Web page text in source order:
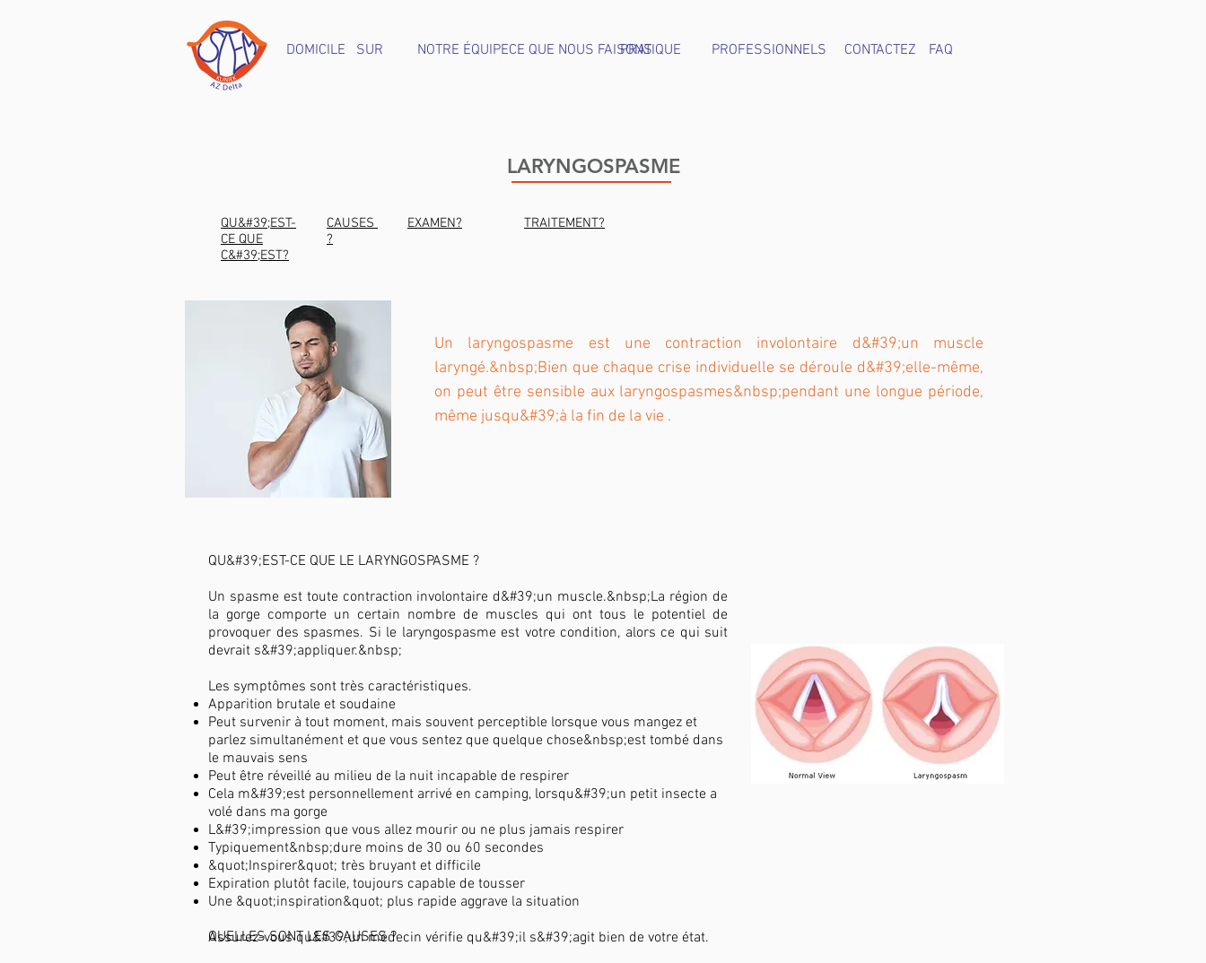
SUR NOTRE ÉQUIPECE QUE NOUS FAISONSPRATIQUE PROFESSIONNELS CONTACTEZ FAQ
DOMICILE
LARYNGOSPASME
QU&#39;EST-
CE QUE
C&#39;EST?
CAUSES
?
EXAMEN? TRAITEMENT?
Un laryngospasme est une contraction involontaire d&#39;un muscle
laryngé.&nbsp;Bien que chaque crise individuelle se déroule d&#39;elle-même,
on peut être sensible aux laryngospasmes&nbsp;pendant une longue période,
même jusqu&#39;à la fin de la vie .
QUELLES SONT LES CAUSES ?
QU&#39;EST-CE QUE LE LARYNGOSPASME ?
Un spasme est toute contraction involontaire d&#39;un muscle.&nbsp;La région de
la gorge comporte un certain nombre de muscles qui ont tous le potentiel de
provoquer des spasmes. Si le laryngospasme est votre condition, alors ce qui suit
devrait s&#39;appliquer.&nbsp;
Les symptômes sont très caractéristiques.
Apparition brutale et soudaine
Peut survenir à tout moment, mais souvent perceptible lorsque vous mangez et
parlez simultanément et que vous sentez que quelque chose&nbsp;est tombé dans
le mauvais sens
Peut être réveillé au milieu de la nuit incapable de respirer
Cela m&#39;est personnellement arrivé en camping, lorsqu&#39;un petit insecte a
volé dans ma gorge
L&#39;impression que vous allez mourir ou ne plus jamais respirer
Typiquement&nbsp;dure moins de 30 ou 60 secondes
&quot;Inspirer&quot; très bruyant et difficile
Expiration plutôt facile, toujours capable de tousser
Une &quot;inspiration&quot; plus rapide aggrave la situation
Assurez-vous qu&#39;un médecin vérifie qu&#39;il s&#39;agit bien de votre état.